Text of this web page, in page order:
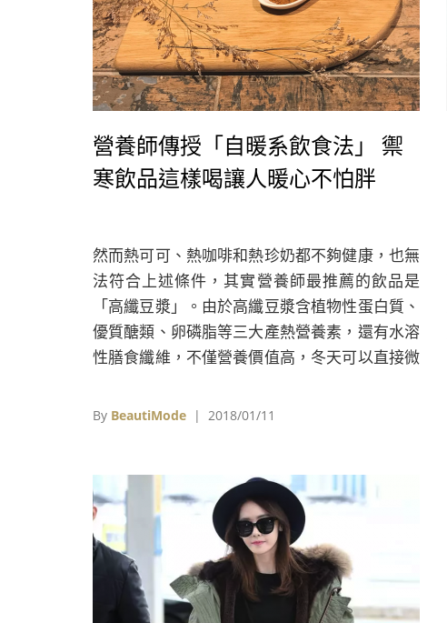
營養師傳授「自暖系飲食法」 禦
寒飲品這樣喝讓人暖心不怕胖
然而熱可可、熱咖啡和熱珍奶都不夠健康，也無
法符合上述條件，其實營養師最推薦的飲品是
「高纖豆漿」。由於高纖豆漿含植物性蛋白質、
優質醣類、卵磷脂等三大產熱營養素，還有水溶
性膳食纖維，不僅營養價值高，冬天可以直接微
都非常適合在意身材的女性。
By BeautiMode | 2018/01/11